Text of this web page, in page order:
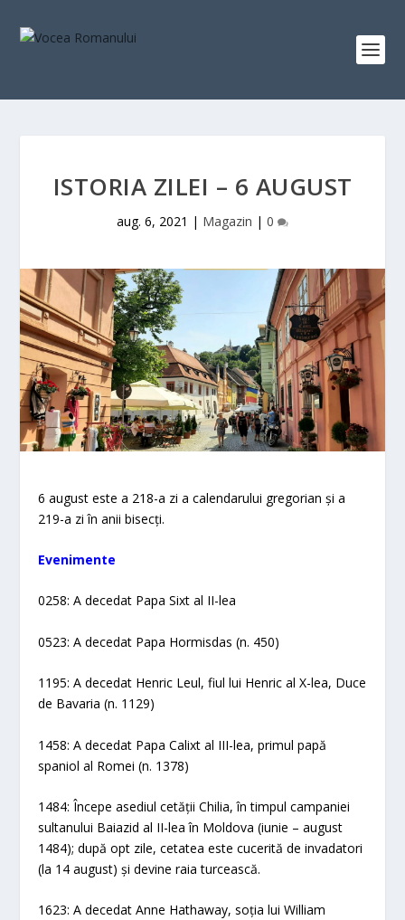
ISTORIA ZILEI – 6 AUGUST
aug. 6, 2021 | Magazin | 0
6 august este a 218-a zi a calendarului gregorian și a
219-a zi în anii bisecți.
Evenimente​
0258: A decedat Papa Sixt al II-lea
0523: A decedat Papa Hormisdas (n. 450)
1195: A decedat Henric Leul, fiul lui Henric al X-lea, Duce
de Bavaria (n. 1129)
1458: A decedat Papa Calixt al III-lea, primul papă
spaniol al Romei (n. 1378)
1484: Începe asediul cetății Chilia, în timpul campaniei
sultanului Baiazid al II-lea în Moldova (iunie – august
1484); după opt zile, cetatea este cucerită de invadatori
(la 14 august) și devine raia turcească.
1623: A decedat Anne Hathaway, soția lui William